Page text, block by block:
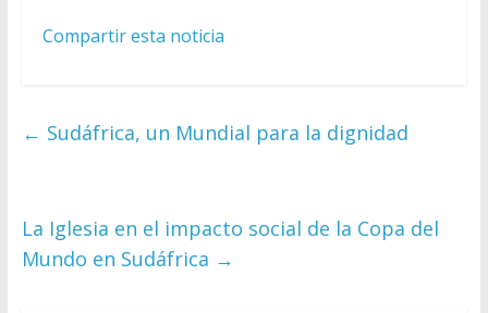
Compartir esta noticia
← Sudáfrica, un Mundial para la dignidad
La Iglesia en el impacto social de la Copa del
Mundo en Sudáfrica →